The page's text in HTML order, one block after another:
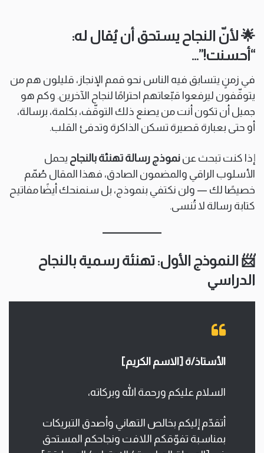
🌟 لأنّ النجاح يستحق أن يُقال له:
“أحسنت!”…
في زمنٍ يتسابق فيه الناس نحو قمم الإنجاز، قليلون هم من
يتوقّفون ليرفعوا قبّعاتهم احترامًا لنجاح الآخرين. وكم هو
جميل أن تكون أنت من يصنع ذلك التوقّف، بكلمة، برسالة،
أو حتى بعبارة قصيرة تسكن الذاكرة وتدفئ القلب.
إذا كنت تبحث عن نموذج رسالة تهنئة بالنجاح يحمل
الأسلوب الراقي والمضمون الصادق، فهذا المقال صُمّم
خصيصًا لك — ولن نكتفي بنموذج، بل سنمنحك أيضًا مفاتيح
كتابة رسالة لا تُنسى.
📨 النموذج الأول: تهنئة رسمية بالنجاح
الدراسي
الأستاذ/ة [الاسم الكريم]
السلام عليكم ورحمة الله وبركاته،
أتقدّم إليكم بخالص التهاني وأصدق التبريكات
بمناسبة تفوّقكم اللافت ونجاحكم المستحق